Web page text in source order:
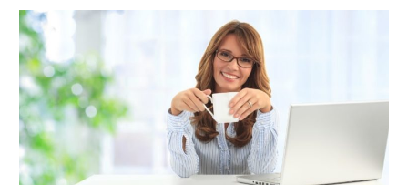
Sustentabilidade
Empresarial:
Sua
Empresa
Conectada
ao
Meio
Ambiente